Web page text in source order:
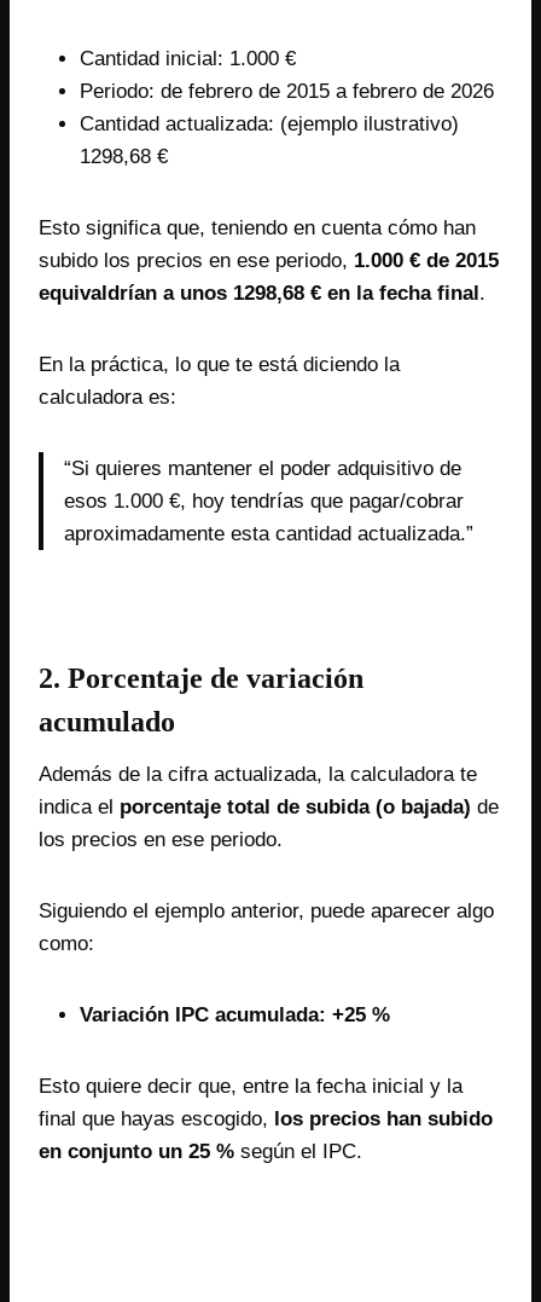
Cantidad inicial: 1.000 €
Periodo: de febrero de 2015 a febrero de 2026
Cantidad actualizada: (ejemplo ilustrativo)
1298,68 €
Esto significa que, teniendo en cuenta cómo han
subido los precios en ese periodo, 1.000 € de 2015
equivaldrían a unos 1298,68 € en la fecha final .
En la práctica, lo que te está diciendo la
calculadora es:
“Si quieres mantener el poder adquisitivo de
esos 1.000 €, hoy tendrías que pagar/cobrar
aproximadamente esta cantidad actualizada.”
2. Porcentaje de variación
acumulado
Además de la cifra actualizada, la calculadora te
indica el porcentaje total de subida (o bajada) de
los precios en ese periodo.
Siguiendo el ejemplo anterior, puede aparecer algo
como:
Variación IPC acumulada: +25 %
Esto quiere decir que, entre la fecha inicial y la
final que hayas escogido, los precios han subido
en conjunto un 25 % según el IPC.